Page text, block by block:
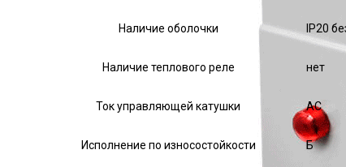
Наличие оболочки IP20
Наличие теплового реле нет
Ток управляющей катушки АС
Исполнение по износостойкости Б